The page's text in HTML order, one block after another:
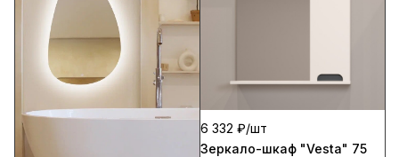
6 332 ₽/шт
Зеркало-шкаф "Vesta" 75